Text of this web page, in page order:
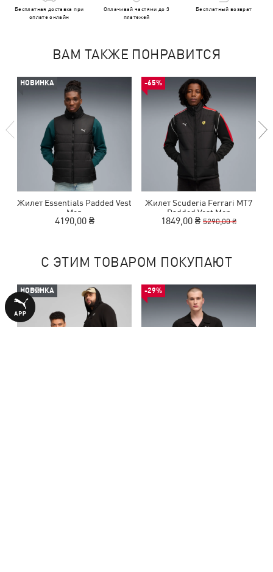
Бесплатная доставка при
оплате онлайн
Оплачивай частями до 3
платежей
Бесплатный возврат
ВАМ ТАКЖЕ ПОНРАВИТСЯ
НОВИНКА
Жилет Essentials Padded Vest
Men
4190,00 ₴
-65%
Жилет Scuderia Ferrari MT7
Padded Vest Men
1849,00 ₴ 5290,00 ₴
С ЭТИМ ТОВАРОМ ПОКУПАЮТ
НОВИНКА -29%